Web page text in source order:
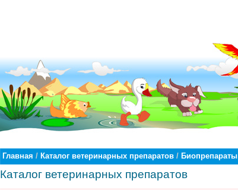
Главная / Каталог ветеринарных препаратов / Биопрепараты
Каталог ветеринарных препаратов